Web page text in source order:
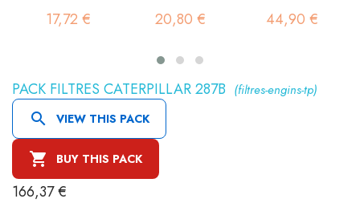
17,72 € 20,80 € 44,90 €
PACK FILTRES CATERPILLAR 287B (filtres-engins-tp)
 VIEW THIS PACK
 BUY THIS PACK
166,37 €